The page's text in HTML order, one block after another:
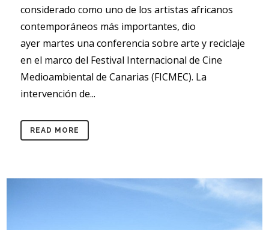
considerado como uno de los artistas africanos
contemporáneos más importantes, dio
ayer martes una conferencia sobre arte y reciclaje
en el marco del Festival Internacional de Cine
Medioambiental de Canarias (FICMEC). La
intervención de...
READ MORE